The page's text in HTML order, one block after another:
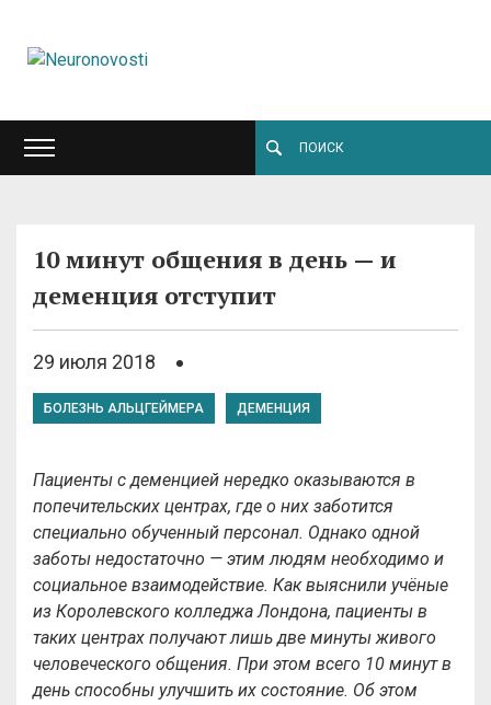
10 минут общения в день — и
деменция отступит
29 июля 2018
БОЛЕЗНЬ АЛЬЦГЕЙМЕРА ДЕМЕНЦИЯ
Пациенты с деменцией нередко оказываются в
попечительских центрах, где о них заботится
специально обученный персонал. Однако одной
заботы недостаточно — этим людям необходимо и
социальное взаимодействие. Как выяснили учёные
из Королевского колледжа Лондона, пациенты в
таких центрах получают лишь две минуты живого
человеческого общения. При этом всего 10 минут в
день способны улучшить их состояние. Об этом